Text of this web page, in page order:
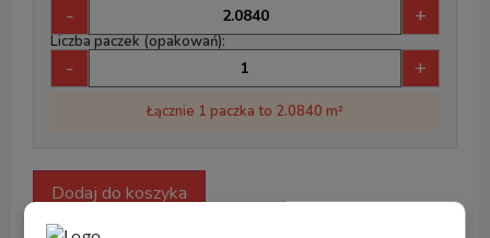
- +
Liczba paczek (opakowań):
- +
Łącznie 1 paczka to 2.0840 m²
Dodaj do koszyka